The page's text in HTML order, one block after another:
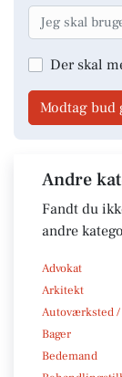
Der skal
Modtag bud
Andre
Fandt du
andre
Advokat
Arkitekt
Autoværksted
Bager
Bedemand